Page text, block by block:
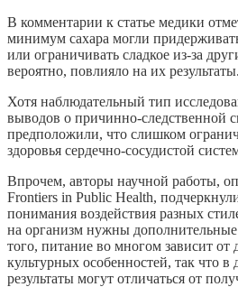
В комментарии к статье медики
минимум сахара могли
или ограничивать сладкое из-за
вероятно, повлияло на их результаты.
Хотя наблюдательный тип
выводов о причинно-следственной
предположили, что слишком
здоровья сердечно-сосудистой
Впрочем, авторы научной работы,
Frontiers in Public Health,
понимания воздействия разных
на организм нужны
того, питание во многом зависит от
культурных особенностей, так что в
результаты могут отличаться от